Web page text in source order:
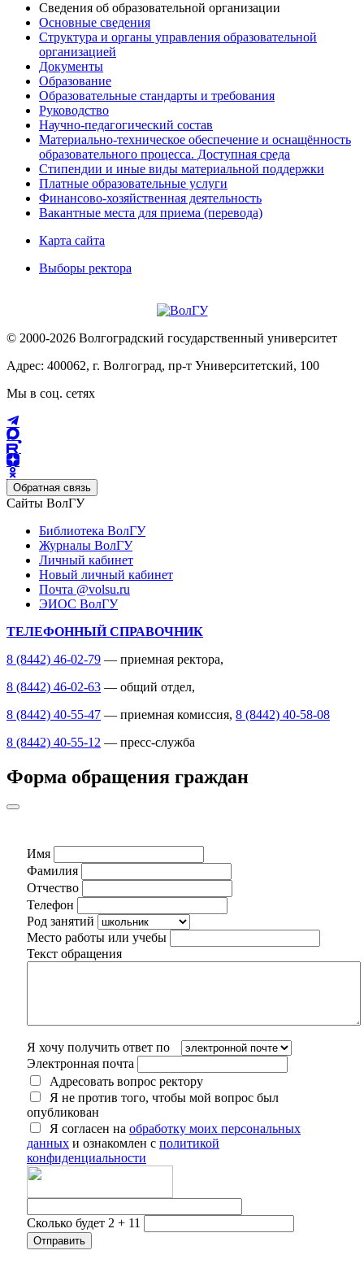
Сведения об образовательной организации
Основные сведения
Структура и органы управления образовательной
организацией
Документы
Образование
Образовательные стандарты и требования
Руководство
Научно-педагогический состав
Материально-техническое обеспечение и оснащённость
образовательного процесса. Доступная среда
Стипендии и иные виды материальной поддержки
Платные образовательные услуги
Финансово-хозяйственная деятельность
Вакантные места для приема (перевода)
Карта сайта
Выборы ректора
© 2000-2026 Волгоградский государственный университет
Адрес: 400062, г. Волгоград, пр-т Университетский, 100
Мы в соц. сетях
Обратная связь
Сайты ВолГУ
Библиотека ВолГУ
Журналы ВолГУ
Личный кабинет
Новый личный кабинет
Почта @volsu.ru
ЭИОС ВолГУ
ТЕЛЕФОННЫЙ СПРАВОЧНИК
8 (8442) 46-02-79 — приемная ректора,
8 (8442) 46-02-63 — общий отдел,
8 (8442) 40-55-47 — приемная комиссия, 8 (8442) 40-58-08
8 (8442) 40-55-12 — пресс-служба
Форма обращения граждан
Имя
Фамилия
Отчество
Телефон
Род занятий
Место работы или учебы
Текст обращения
Я хочу получить ответ по
Электронная почта
Адресовать вопрос ректору
Я не против того, чтобы мой вопрос был
опубликован
Я согласен на обработку моих персональных
данных и ознакомлен с политикой
конфиденциальности
Сколько будет 2 + 11